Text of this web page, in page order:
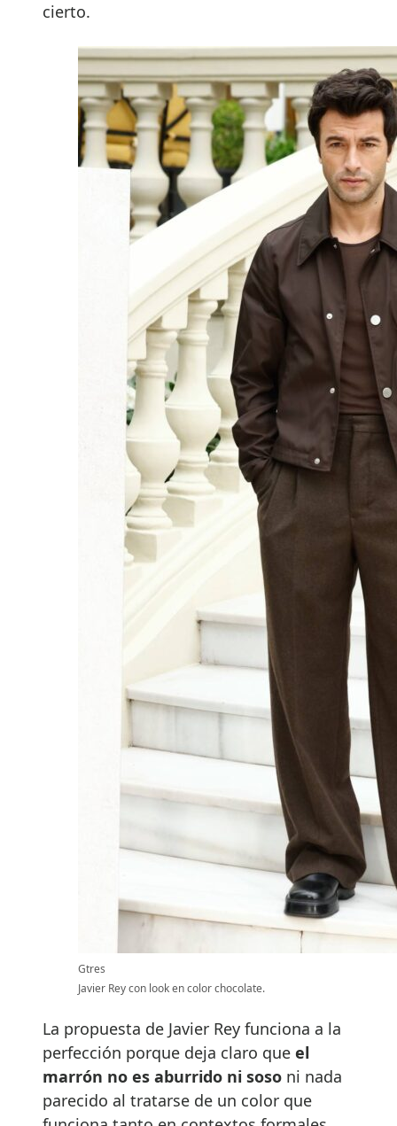
cierto.
Gtres
Javier Rey con look en color chocolate.
La propuesta de Javier Rey funciona a la
perfección porque deja claro que el
marrón no es aburrido ni soso ni nada
parecido al tratarse de un color que